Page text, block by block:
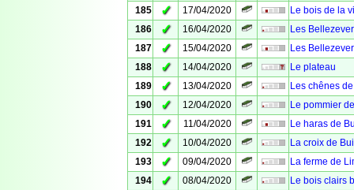
185
✓ 17/04/2020
Le bois de la
186
✓ 16/04/2020
Les
187
✓ 15/04/2020
Les
188
✓ 14/04/2020
Le plateau
189
✓ 13/04/2020
Les chênes
190
✓ 12/04/2020
Le pommier
191
✓ 11/04/2020
Le haras de
192
✓ 10/04/2020
La croix de
193
✓ 09/04/2020
La ferme de
194
✓ 08/04/2020
Le bois clairs